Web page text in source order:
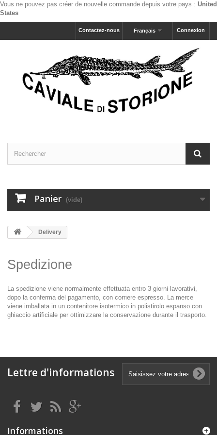
Vous ne pouvez pas créer de nouvelle commande depuis votre pays : United
States
Connexion
Français
Contactez-nous
Panier (vide)
Delivery
Spedizione
La spedizione viene normalmente effettuata entro 3 giorni lavorativi,
dopo la conferma del pagamento, con corriere espresso. La merce
viene imballata in un contenitore isotermico in polistirolo espanso con
ghiaccio artificiale per ottimizzare la conservazione durante il trasporto.
Lettre d'informations
Informations